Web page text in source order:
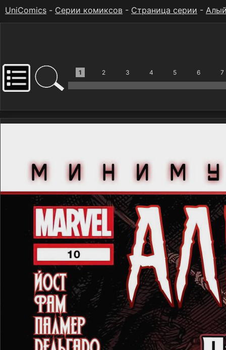
UniComics - Серии комиксов - Страница серии -
1 2 3 4 5 6 7